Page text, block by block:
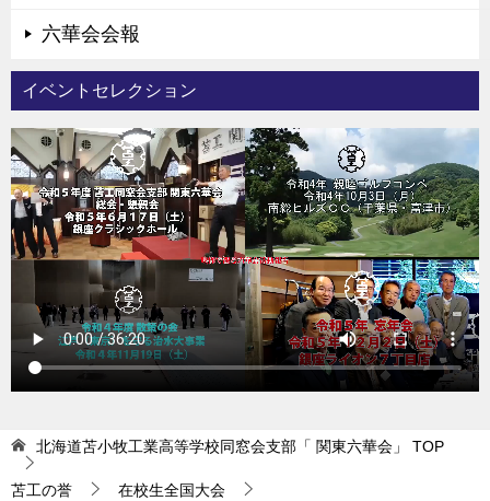
六華会会報
イベントセレクション
北海道苫小牧工業高等学校同窓会支部「 関東六華会」 TOP
苫工の誉
在校生全国大会